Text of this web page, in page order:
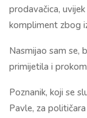
prodavačica,
kompliment zbog
Nasmijao sam se,
primijetila i
Poznanik, koji se
Pavle, za